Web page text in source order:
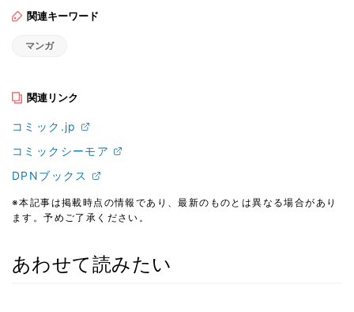
関連キーワード
マンガ
関連リンク
コミック.jp
コミックシーモア
DPNブックス
※本記事は掲載時点の情報であり、最新のものとは異なる場合があり
ます。予めご了承ください。
あわせて読みたい